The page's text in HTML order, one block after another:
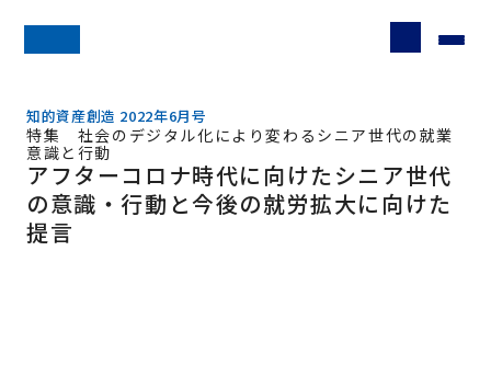
知的資産創造 2022年6月号
特集 社会のデジタル化により変わるシニア世代の就業
意識と行動
アフターコロナ時代に向けたシニア世代
の意識・行動と今後の就労拡大に向けた
提言